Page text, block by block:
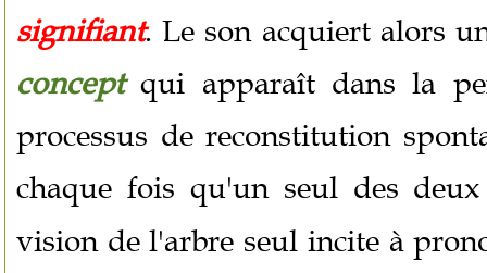
signifiant. Le son acquiert alors
conceptqui apparaît dans la
processus de reconstitution
chaque fois qu'un seul des
vision de l'arbre seul incite à